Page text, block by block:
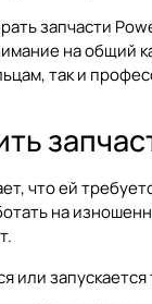
запчасти
на общий
так и
что ей
на
или